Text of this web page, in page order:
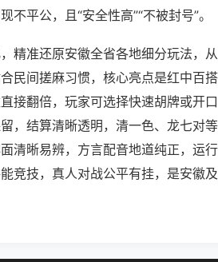
平公，且“安全性高”“不被封号”。
精准还原安徽全省各地细分玩法，
民间搓麻习惯，核心亮点是红中百
接翻倍，玩家可选择快速胡牌或开
，结算清晰透明，清一色、龙七对
清晰易辨，方言配音地道纯正，运
竞技，真人对战公平有挂，是安徽